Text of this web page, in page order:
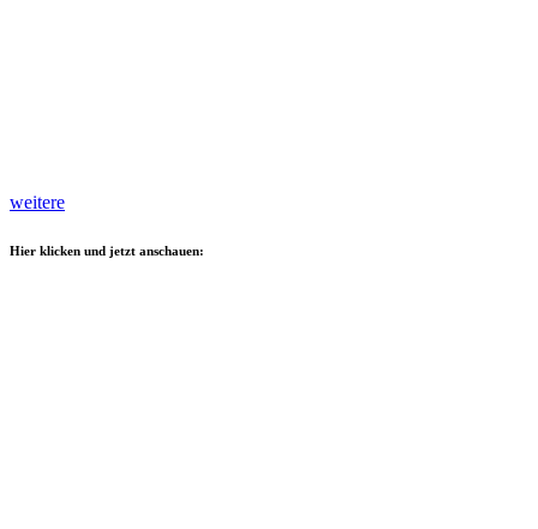
weitere
Hier klicken und jetzt anschauen: